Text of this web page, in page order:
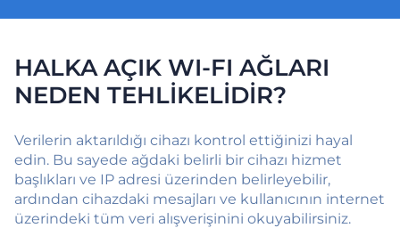
HALKA AÇIK WI-FI AĞLARI
NEDEN TEHLİKELİDİR?
Verilerin aktarıldığı cihazı kontrol ettiğinizi hayal
edin. Bu sayede ağdaki belirli bir cihazı hizmet
başlıkları ve IP adresi üzerinden belirleyebilir,
ardından cihazdaki mesajları ve kullanıcının internet
üzerindeki tüm veri alışverişinini okuyabilirsiniz.